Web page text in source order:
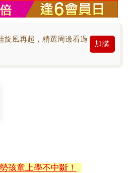
風再起，精選周邊看過
加購
孩童上學不中斷！